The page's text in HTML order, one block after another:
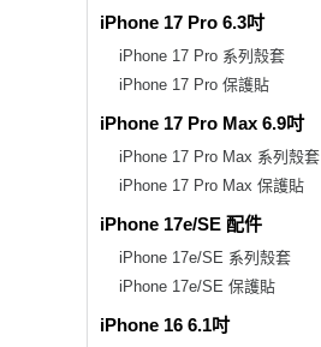
iPhone 17 Pro 6.3吋
iPhone 17 Pro 系列殼套
iPhone 17 Pro 保護貼
iPhone 17 Pro Max 6.9吋
iPhone 17 Pro Max 系列殼套
iPhone 17 Pro Max 保護貼
iPhone 17e/SE 配件
iPhone 17e/SE 系列殼套
iPhone 17e/SE 保護貼
iPhone 16 6.1吋